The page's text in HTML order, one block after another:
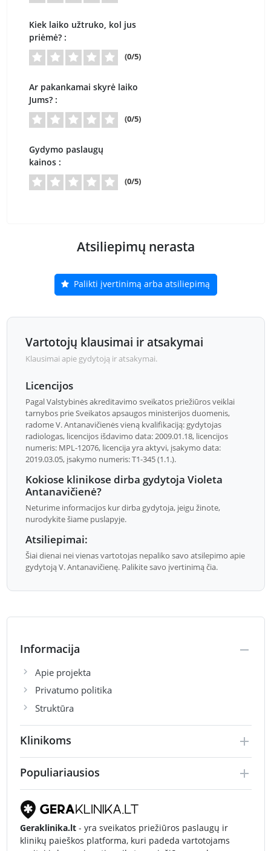
Kiek laiko užtruko, kol jus
priėmė? :
(0/5)
Ar pakankamai skyrė laiko
Jums? :
(0/5)
Gydymo paslaugų
kainos :
(0/5)
Atsiliepimų nerasta
Palikti įvertinimą arba atsiliepimą
Vartotojų klausimai ir atsakymai
Klausimai apie gydytoją ir atsakymai.
Licencijos
Pagal Valstybinės akreditavimo sveikatos priežiūros veiklai
tarnybos prie Sveikatos apsaugos ministerijos duomenis,
radome V. Antanavičienės vieną kvalifikaciją: gydytojas
radiologas, licencijos išdavimo data: 2009.01.18, licencijos
numeris: MPL-12076, licencija yra aktyvi, įsakymo data:
2019.03.05, įsakymo numeris: T1-345 (1.1.).
Kokiose klinikose dirba gydytoja Violeta
Antanavičienė?
Neturime informacijos kur dirba gydytoja, jeigu žinote,
nurodykite šiame puslapyje.
Atsiliepimai:
Šiai dienai nei vienas vartotojas nepaliko savo atsilepimo apie
gydytoją V. Antanavičienę. Palikite savo įvertinimą čia.
Informacija
Apie projekta
Privatumo politika
Struktūra
Klinikoms
Populiariausios
Geraklinika.lt- yra sveikatos priežiūros paslaugų ir
klinikų paieškos platforma, kuri padeda vartotojams